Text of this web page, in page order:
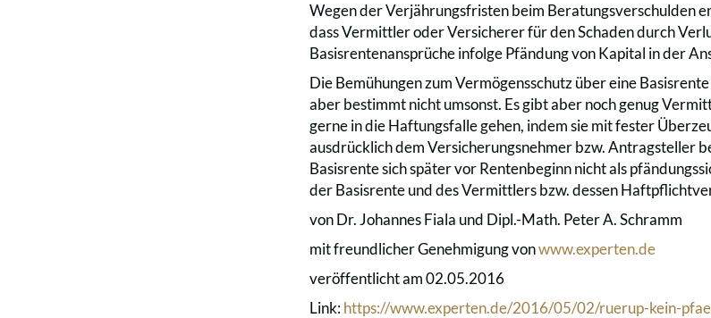
Wegen der Verjährungsfristen beim Beratungsverschulden
dass Vermittler oder Versicherer für den Schaden durch
Basisrentenansprüche infolge Pfändung von Kapital in der
Die Bemühungen zum Vermögensschutz über eine
aber bestimmt nicht umsonst. Es gibt aber noch genug
gerne in die Haftungsfalle gehen, indem sie mit fester
ausdrücklich dem Versicherungsnehmer bzw. Antragsteller
Basisrente sich später vor Rentenbeginn nicht als
der Basisrente und des Vermittlers bzw. dessen
von Dr. Johannes Fiala und Dipl.-Math. Peter A. Schramm
mit freundlicher Genehmigung vonwww.experten.de
veröffentlicht am 02.05.2016
Link:https://www.experten.de/2016/05/02/ruerup-kein-